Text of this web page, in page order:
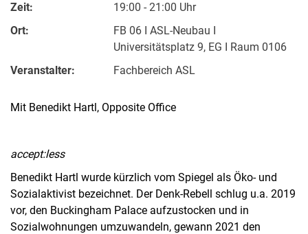
Stellenausschreibungen
Publikationen
Presse- und Öffentlichkeitsarbeit
Zeit:
19:00 - 21:00 Uhr
Ort:
FB 06 I ASL-Neubau I
Universitätsplatz 9, EG I Raum 0106
Veranstalter:
Fachbereich ASL
Mit Benedikt Hartl, Opposite Office
accept:less
Benedikt Hartl wurde kürzlich vom Spiegel als Öko- und
Sozialaktivist bezeichnet. Der Denk-Rebell schlug u.a. 2019
vor, den Buckingham Palace aufzustocken und in
Sozialwohnungen umzuwandeln, gewann 2021 den